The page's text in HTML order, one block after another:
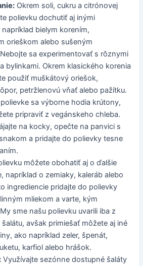
Okrem soli, cukru a citrónovej
polievku dochutiť aj inými
bielym korením,
orieškom alebo sušeným
sa experimentovať s rôznymi
bylinkami. Okrem klasického korenia
použiť muškátový oriešok,
petržlenovú vňať alebo pažítku.
sa výborne hodia krútony,
pripraviť z vegánskeho chleba.
na kocky, opečte na panvici s
a pridajte do polievky tesne
môžete obohatiť aj o ďalšie
napríklad o zemiaky, kaleráb alebo
ingrediencie pridajte do polievky
mliekom a varte, kým
sme našu polievku uvarili iba z
avšak primiešať môžete aj iné
ako napríklad zeler, špenát,
karfiol alebo hrášok.
Využívajte sezónne dostupné šaláty